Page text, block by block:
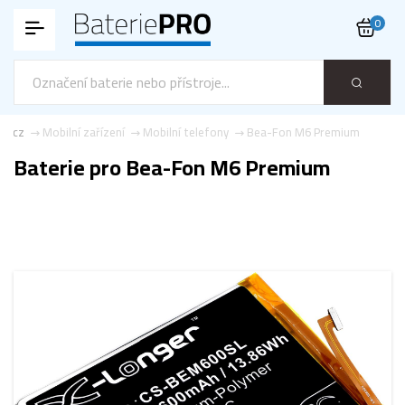
0
Bea-Fon M6 Premium
Mobilní telefony
Mobilní zařízení
Baterie pro Bea-Fon M6 Premium